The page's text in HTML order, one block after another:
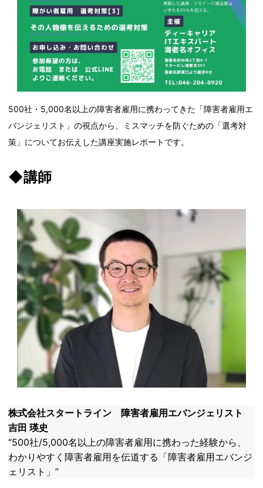
500社・5,000名以上の障害者雇用に携わってきた「障害者雇用エ
バンジェリスト」の視点から、ミスマッチを防ぐための「選考対
策」についてお伝えした講座実施レポートです。
◆講師
株式会社スタートライン
障害者雇用エバンジェリスト ​
吉田 瑛史
“500社/5,000名以上の障害者雇用に携わった経験から、
わかりやすく障害者雇用を伝道する「障害者雇用エバンジ
ェリスト」”